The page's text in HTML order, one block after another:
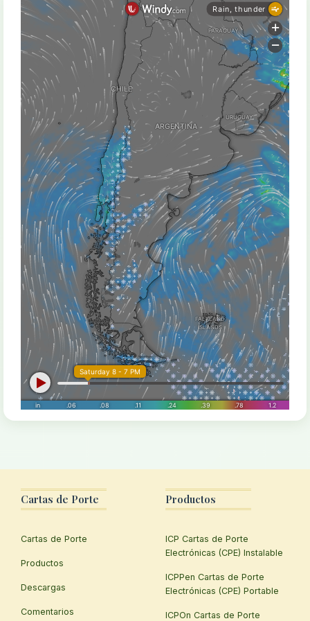
Cartas de Porte
Cartas de Porte
Productos
Descargas
Comentarios
Productos
ICP Cartas de Porte
Electrónicas (CPE) Instalable
ICPPen Cartas de Porte
Electrónicas (CPE) Portable
ICPOn Cartas de Porte